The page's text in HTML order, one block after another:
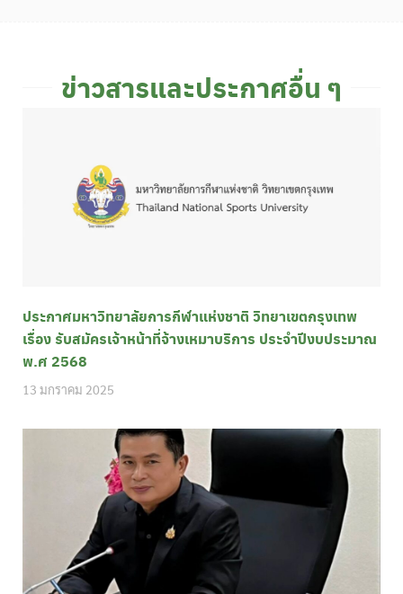
ข่าวสารและประกาศอื่น ๆ
ประกาศมหาวิทยาลัยการกีฬาแห่งชาติ วิทยาเขตกรุงเทพ
เรื่อง รับสมัครเจ้าหน้าที่จ้างเหมาบริการ ประจำปีงบประมาณ
พ.ศ 2568
13 มกราคม 2025